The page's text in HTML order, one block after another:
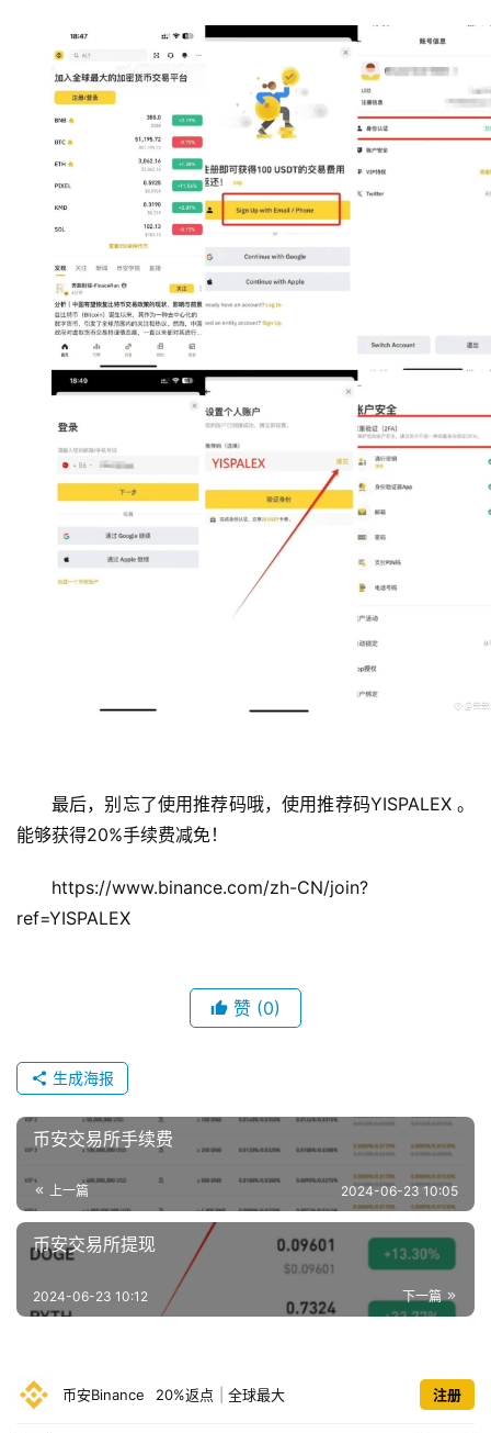
最后，别忘了使用推荐码哦，使用推荐码YISPALEX 。
能够获得20%手续费减免！
https://www.binance.com/zh-CN/join?
ref=YISPALEX
赞 (0)
生成海报
币安交易所手续费
上一篇 2024-06-23 10:05
币安交易所提现
下一篇
2024-06-23 10:12
币安Binance 20%返点 全球最大 注册